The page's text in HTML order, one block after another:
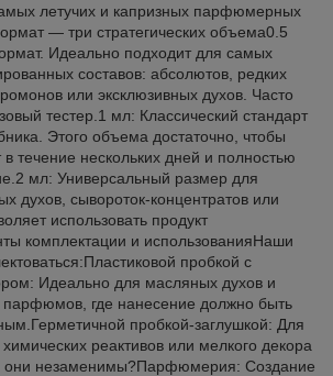
летучих и капризных парфюмерных
— три стратегических объема0.5
Идеально подходит для самых
составов: абсолютов, редких
или эксклюзивных духов. Часто
тестер.1 мл: Классический стандарт
Этого объема достаточно, чтобы
течение нескольких дней и полностью
мл: Универсальный размер для
духов, сывороток-концентратов или
использовать продукт
комплектации и использованияНаши
пробкой с
Идеально для масляных духов и
парфюмов, где нанесение должно быть
пробкой-заглушкой: Для
реактивов или мелкого декора
они незаменимы?Парфюмерия: Создание